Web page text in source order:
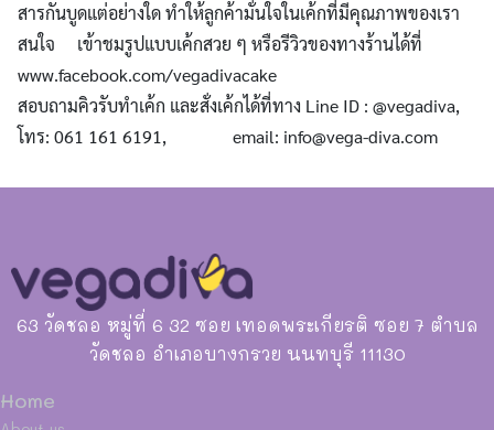
สารกันบูดแต่อย่างใด ทำให้ลูกค้ามั่นใจในเค้กที่มีคุณภาพของเรา
สนใจ เข้าชมรูปแบบเค้กสวย ๆ หรือรีวิวของทางร้านได้ที่
www.facebook.com/vegadivacake
สอบถามคิวรับทำเค้ก และสั่งเค้กได้ที่ทาง Line ID : @vegadiva,
โทร: 061 161 6191, email: info@vega-diva.com
63 วัดชลอ หมู่ที่ 6 32 ซอย เทอดพระเกียรติ ซอย 7 ตำบล
วัดชลอ อำเภอบางกรวย นนทบุรี 11130
Home